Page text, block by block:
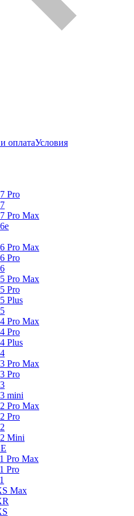
оплатаУсловия
Pro
Pro Max
Pro Max
Pro
Pro Max
Pro
Plus
Pro Max
Pro
Plus
Pro Max
Pro
mini
Pro Max
Pro
Mini
Pro Max
Pro
Max